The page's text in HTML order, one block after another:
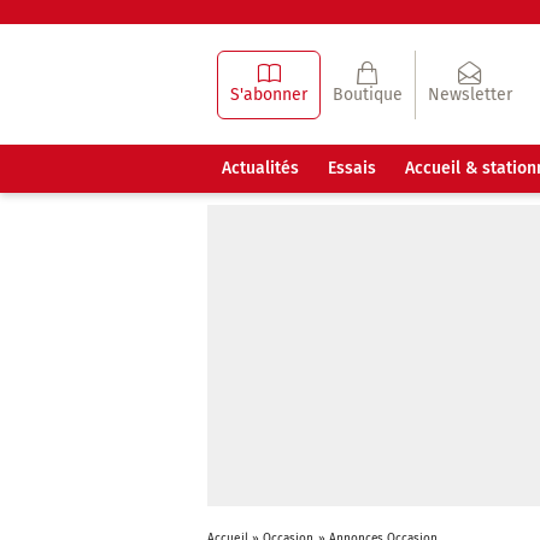
S'abonner Boutique Newsletter
Actualités Essais Accueil &